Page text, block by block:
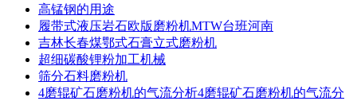
高锰钢的用途
履带式液压岩石欧版磨粉机MTW台班河南
吉林长春煤鄂式石膏立式磨粉机
超细碳酸锂粉加工机械
筛分石料磨粉机
4磨辊矿石磨粉机的气流分析4磨辊矿石磨粉机的气流分